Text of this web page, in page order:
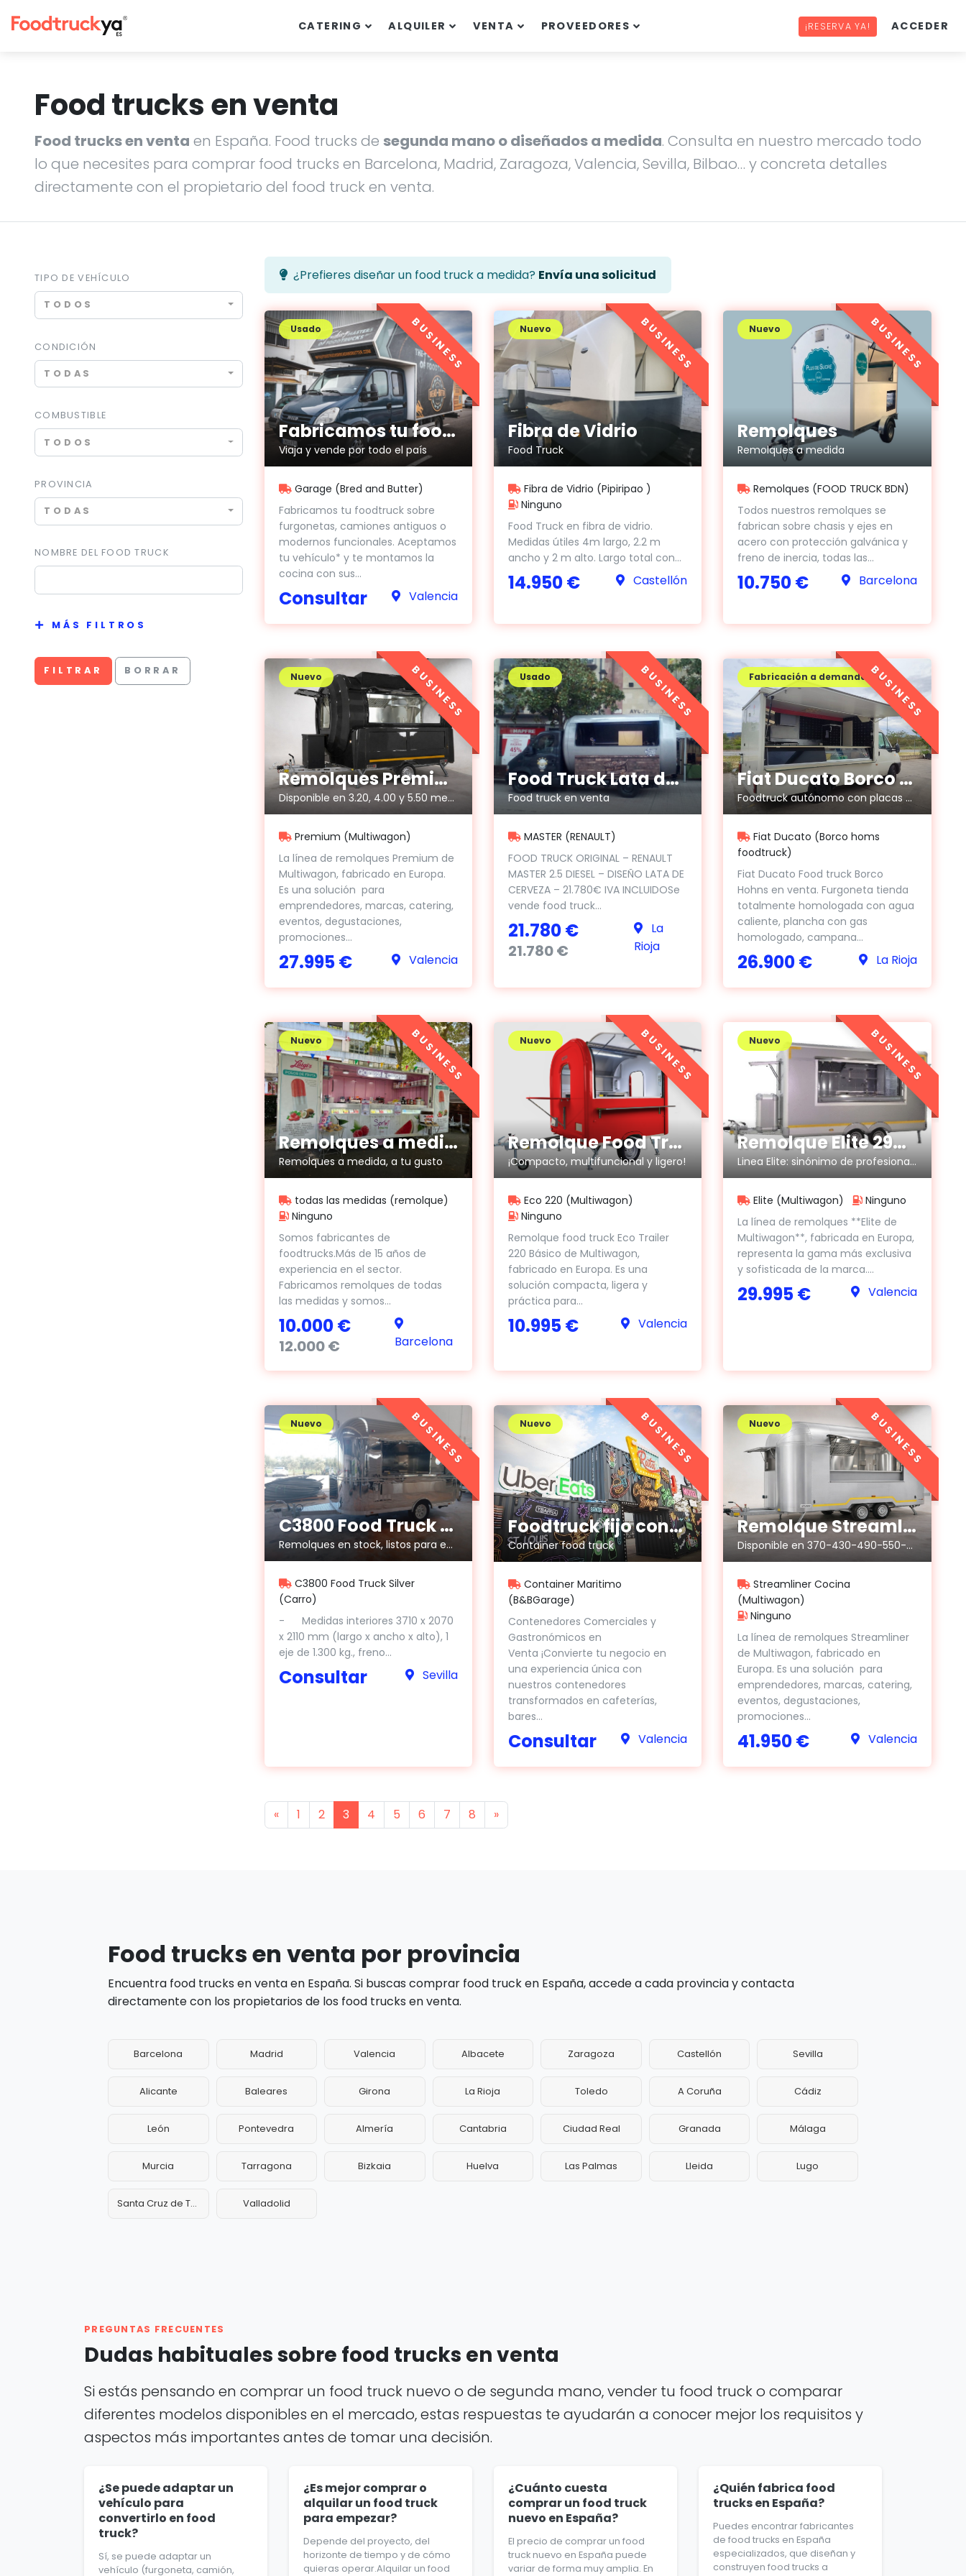
CATERING ALQUILER VENTA PROVEEDORES ¡RESERVA YA! ACCEDER
Food trucks en venta
Food trucks en venta en España. Food trucks de segunda mano o diseñados a medida. Consulta en nuestro mercado todo
lo que necesites para comprar food trucks en Barcelona, Madrid, Zaragoza, Valencia, Sevilla, Bilbao… y concreta detalles
directamente con el propietario del food truck en venta.
TIPO DE VEHÍCULO
TODOS
CONDICIÓN
TODAS
COMBUSTIBLE
TODOS
PROVINCIA
TODAS
NOMBRE DEL FOOD TRUCK
MÁS FILTROS
FILTRAR BORRAR
¿Prefieres diseñar un food truck a medida? Envía una solicitud
Fabricamos tu food truck
Viaja y vende por todo el país
Usado
Garage (Bred and Butter)
Fabricamos tu foodtruck sobre
furgonetas, camiones antiguos o
modernos funcionales. Aceptamos
tu vehículo* y te montamos la
cocina con sus...
Consultar Valencia
BUSINESS
Fibra de Vidrio
Food Truck
Nuevo
Fibra de Vidrio (Pipiripao )
Ninguno
Food Truck en fibra de vidrio.
Medidas útiles 4m largo, 2.2 m
ancho y 2 m alto. Largo total con...
14.950 € Castellón
BUSINESS
Remolques
Remolques a medida
Nuevo
Remolques (FOOD TRUCK BDN)
Todos nuestros remolques se
fabrican sobre chasis y ejes en
acero con protección galvánica y
freno de inercia, todas las...
10.750 € Barcelona
BUSINESS
Remolques Premium
Disponible en 3.20, 4.00 y 5.50 metros
Nuevo
Premium (Multiwagon)
La línea de remolques Premium de
Multiwagon, fabricado en Europa.
Es una solución para
emprendedores, marcas, catering,
eventos, degustaciones,
promociones...
27.995 € Valencia
BUSINESS
Food Truck Lata de Cerveza
Food truck en venta
Usado
MASTER (RENAULT)
FOOD TRUCK ORIGINAL – RENAULT
MASTER 2.5 DIESEL – DISEÑO LATA DE
CERVEZA – 21.780€ IVA INCLUIDOSe
vende food truck...
21.780 €
21.780 €
La
Rioja
BUSINESS
Fiat Ducato Borco Hohns
Foodtruck autónomo con placas solares
Fabricación a demanda
Fiat Ducato (Borco homs
foodtruck)
Fiat Ducato Food truck Borco
Hohns en venta. Furgoneta tienda
totalmente homologada con agua
caliente, plancha con gas
homologado, campana...
26.900 € La Rioja
BUSINESS
Remolques a medida 4x2
Remolques a medida, a tu gusto
Nuevo
todas las medidas (remolque)
Ninguno
Somos fabricantes de
foodtrucks.Más de 15 años de
experiencia en el sector.
Fabricamos remolques de todas
las medidas y somos...
10.000 €
12.000 € Barcelona
BUSINESS
Remolque Food Truck Eco Básico 220
¡Compacto, multifuncional y ligero!
Nuevo
Eco 220 (Multiwagon)
Ninguno
Remolque food truck Eco Trailer
220 Básico de Multiwagon,
fabricado en Europa. Es una
solución compacta, ligera y
práctica para...
10.995 € Valencia
BUSINESS
Remolque Elite 290/360/420/490
Linea Elite: sinónimo de profesionalidad
Nuevo
Elite (Multiwagon)
Ninguno
La línea de remolques **Elite de
Multiwagon**, fabricada en Europa,
representa la gama más exclusiva
y sofisticada de la marca....
29.995 € Valencia
BUSINESS
C3800 Food Truck Silver
Remolques en stock, listos para entregar, ideal para burguer, hot dog...
Nuevo
C3800 Food Truck Silver
(Carro)
- Medidas interiores 3710 x 2070
x 2110 mm (largo x ancho x alto), 1
eje de 1.300 kg., freno...
Consultar Sevilla
BUSINESS
Foodtruck fijo container
Container food truck
Nuevo
Container Maritimo
(B&BGarage)
Contenedores Comerciales y
Gastronómicos en
Venta ¡Convierte tu negocio en
una experiencia única con
nuestros contenedores
transformados en cafeterías,
bares...
Consultar Valencia
BUSINESS
Remolque Streamline Cocina
Disponible en 370-430-490-550-610-670 cm
Nuevo
Streamliner Cocina
(Multiwagon)
Ninguno
La línea de remolques Streamliner
de Multiwagon, fabricado en
Europa. Es una solución para
emprendedores, marcas, catering,
eventos, degustaciones,
promociones...
41.950 € Valencia
BUSINESS
«Previous
1 2 3 4 5 6 7 8 »Next
Food trucks en venta por provincia
Encuentra food trucks en venta en España. Si buscas comprar food truck en España, accede a cada provincia y contacta
directamente con los propietarios de los food trucks en venta.
Barcelona Madrid Valencia Albacete Zaragoza Castellón Sevilla
Alicante Baleares Girona La Rioja Toledo A Coruña Cádiz
León Pontevedra Almería Cantabria Ciudad Real Granada Málaga
Murcia Tarragona Bizkaia Huelva Las Palmas Lleida Lugo
Santa Cruz de Tenerife Valladolid
PREGUNTAS FRECUENTES
Dudas habituales sobre food trucks en venta
Si estás pensando en comprar un food truck nuevo o de segunda mano, vender tu food truck o comparar
diferentes modelos disponibles en el mercado, estas respuestas te ayudarán a conocer mejor los requisitos y
aspectos más importantes antes de tomar una decisión.
¿Se puede adaptar un
vehículo para
convertirlo en food
truck?
Sí, se puede adaptar un
vehículo (furgoneta, camión,
¿Es mejor comprar o
alquilar un food truck
para empezar?
Depende del proyecto, del
horizonte de tiempo y de cómo
quieras operar.Alquilar un food
¿Cuánto cuesta
comprar un food truck
nuevo en España?
El precio de comprar un food
truck nuevo en España puede
variar de forma muy amplia. En
¿Quién fabrica food
trucks en España?
Puedes encontrar fabricantes
de food trucks en España
especializados, que diseñan y
construyen food trucks a